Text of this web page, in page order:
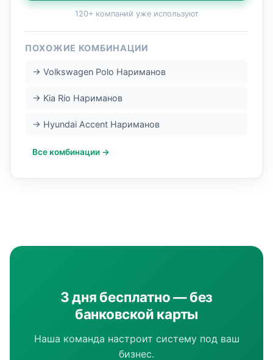
120+ компаний уже используют
ПОХОЖИЕ КОМБИНАЦИИ
→ Volkswagen Polo Нариманов
→ Kia Rio Нариманов
→ Hyundai Accent Нариманов
Все комбинации →
3 дня бесплатно — без
банковской карты
Наша команда настроит систему под ваш
бизнес.